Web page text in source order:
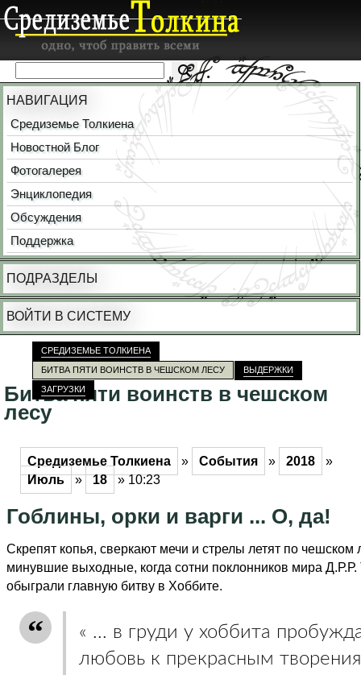
НАВИГАЦИЯ
Средиземье Толкиена
Новостной Блог
Фотогалерея
Энциклопедия
Обсуждения
Поддержка
ПОДРАЗДЕЛЫ
ВОЙТИ В СИСТЕМУ
Битва пяти воинств в чешском
лесу
Средиземье Толкиена » События » 2018
»
Июль » 18 » 10:23
Гоблины, орки и варги ... О, да!
Скрепят копья, сверкают мечи и стрелы летят по чешском
минувшие выходные, когда сотни поклонников мира Д.Р.Р.
обыграли главную битву в Хоббите.
« ... в груди у хоббита
любовь к прекрасным
СРЕДИЗЕМЬЕ ТОЛКИЕНА
БИТВА ПЯТИ ВОИНСТВ В ЧЕШСКОМ ЛЕСУ
ВЫДЕРЖКИ
ЗАГРУЗКИ